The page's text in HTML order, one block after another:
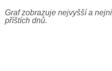
Graf zobrazuje nejvyšší a
příštích dnů.